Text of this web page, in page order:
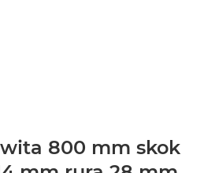
800 mm skok